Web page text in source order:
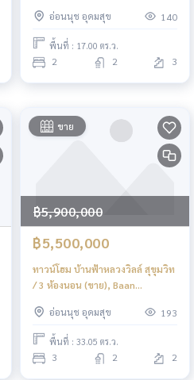
Bedrooms (FOR SALE) GNG131
อ่อนนุช อุดมสุข 140
พื้นที่ : 17.00 ตร.ว.
2 2 3
ขาย
฿5,900,000
฿5,500,000
ทาวน์โฮม บ้านฟ้าหลวงวิลล์ สุขุมวิท
/ 3 ห้องนอน (ขาย), Baan
Townhome 3 Bedrooms (FOR
SALE) GNG103
อ่อนนุช อุดมสุข 193
พื้นที่ : 33.05 ตร.ว.
3 2 2